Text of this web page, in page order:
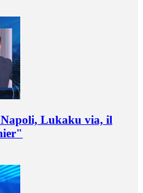
Lukaku via, il